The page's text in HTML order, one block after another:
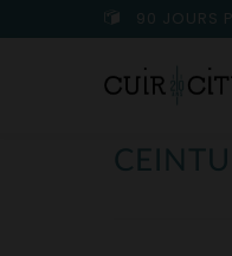
90 JOURS